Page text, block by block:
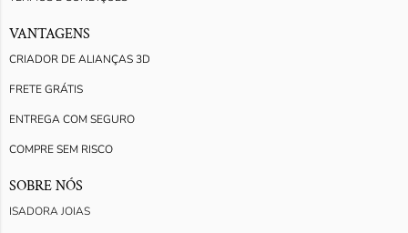
VANTAGENS
CRIADOR DE ALIANÇAS 3D
FRETE GRÁTIS
ENTREGA COM SEGURO
COMPRE SEM RISCO
SOBRE NÓS
ISADORA JOIAS